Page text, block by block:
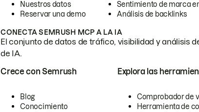
Nuestros datos
Reservar una demo
Sentimiento de marca
Análisis de backlinks
CONECTA SEMRUSH MCP A LA IA
El conjunto de datos de tráfico, visibilidad y análisis
de IA.
Crece con Semrush
Blog
Conocimiento
Explora las
Comprobador de
Herramienta de